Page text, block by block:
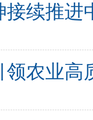
接续推
领农业高